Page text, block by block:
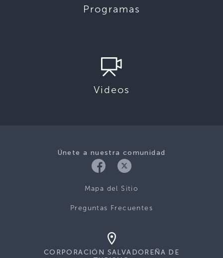
Programas
Videos
Únete a nuestra comunidad
Mapa del Sitio
Preguntas Frecuentes
CORPORACIÓN SALVADOREÑA DE